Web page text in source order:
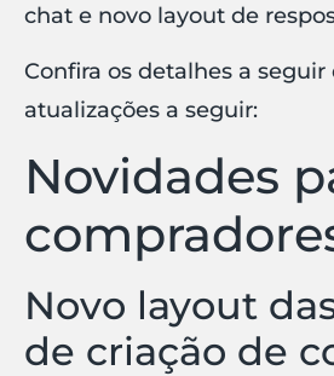
chat e novo layout de
Confira os detalhes a seguir
atualizações a seguir:
Novidades
Novo layout
de criação de